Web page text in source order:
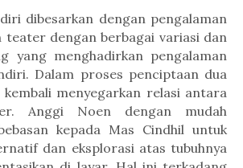
dibesarkan dengan pengalaman
teater dengan berbagai variasi dan
yang menghadirkan pengalaman
Dalam proses penciptaan dua
menyegarkan relasi antara
Anggi Noen dengan mudah
kepada Mas Cindhil untuk
dan eksplorasi atas tubuhnya